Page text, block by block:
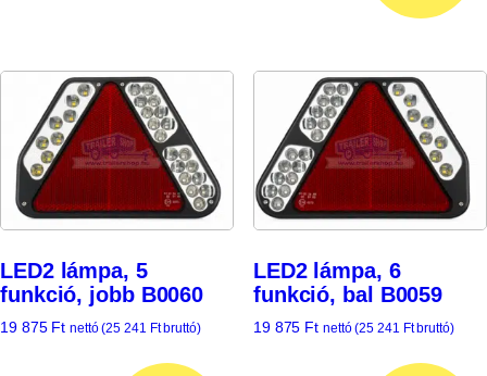
LED2 lámpa, 5
funkció, jobb B0060
19 875 Ft nettó (25 241 Ftbruttó)
LED2 lámpa, 6
funkció, bal B0059
19 875 Ft nettó (25 241 Ftbruttó)